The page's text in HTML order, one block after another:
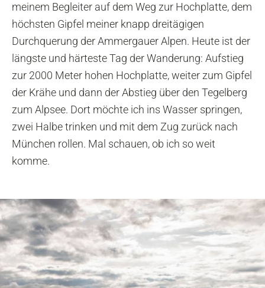
meinem Begleiter auf dem Weg zur Hochplatte, dem
höchsten Gipfel meiner knapp dreitägigen
Durchquerung der Ammergauer Alpen. Heute ist der
längste und härteste Tag der Wanderung: Aufstieg
zur 2000 Meter hohen Hochplatte, weiter zum Gipfel
der Krähe und dann der Abstieg über den Tegelberg
zum Alpsee. Dort möchte ich ins Wasser springen,
zwei Halbe trinken und mit dem Zug zurück nach
München rollen. Mal schauen, ob ich so weit
komme.